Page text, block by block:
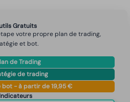
Gratuits
votre propre plan de trading,
et bot.
de Trading
de trading
bot - à partir de 19,95 €
Indicateurs